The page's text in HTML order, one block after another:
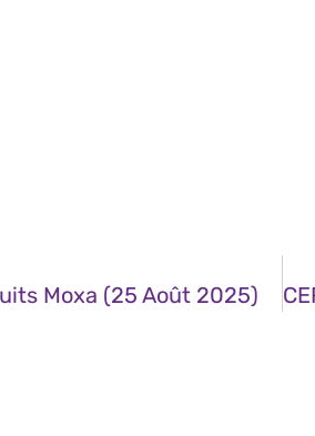
Moxa (25 Août 2025)